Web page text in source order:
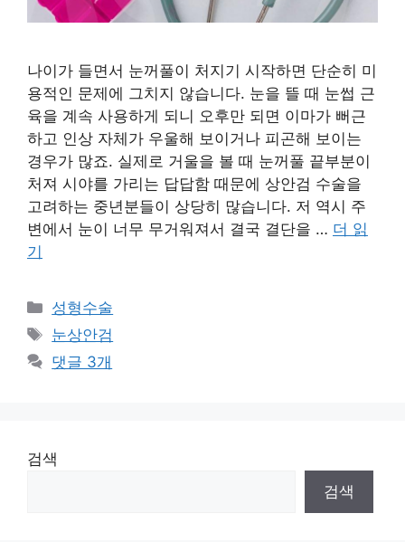
나이가 들면서 눈꺼풀이 처지기 시작하면 단순히 미
용적인 문제에 그치지 않습니다. 눈을 뜰 때 눈썹 근
육을 계속 사용하게 되니 오후만 되면 이마가 뻐근
하고 인상 자체가 우울해 보이거나 피곤해 보이는
경우가 많죠. 실제로 거울을 볼 때 눈꺼풀 끝부분이
처져 시야를 가리는 답답함 때문에 상안검 수술을
고려하는 중년분들이 상당히 많습니다. 저 역시 주
변에서 눈이 너무 무거워져서 결국 결단을 … 더 읽
기
카
테
리
성형수술
태
그
눈상안검
댓글 3개
검색
검색